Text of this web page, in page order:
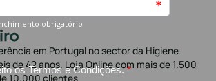
em Portugal no sector da Higiene
de 42 anos. Loja Online com mais de 1.500
10.000 clientes